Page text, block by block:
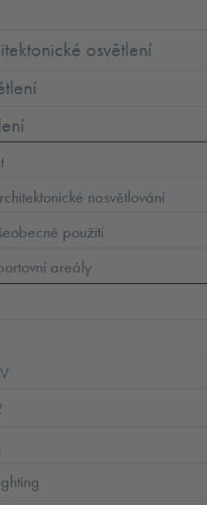
osvětlení
nasvětlování
použití
areály